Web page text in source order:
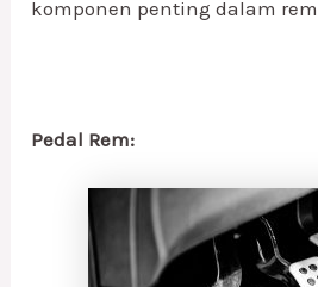
komponen penting dalam
Pedal Rem: